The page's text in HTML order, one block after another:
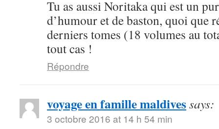
Tu as aussi Noritaka qui est un
d’humour et de baston, quoi que
derniers tomes (18 volumes au
tout cas !
Répondre
voyage en famille maldivessays:
3 octobre 2016 at 14 h 54 min